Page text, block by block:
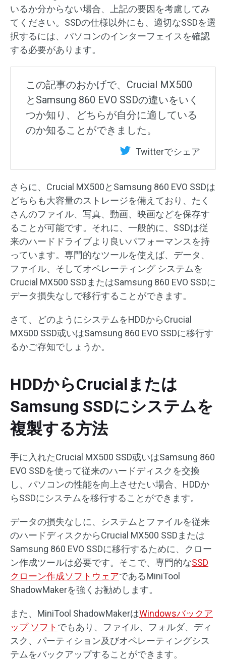
いるか分からない場合、上記の要因を考慮してみ
てください。SSDの仕様以外にも、適切なSSDを選
択するには、パソコンのインターフェイスを確認
する必要があります。
この記事のおかげで、Crucial MX500
とSamsung 860 EVO SSDの違いをいく
つか知り、どちらが自分に適している
のか知ることができました。
Twitterでシェア
さらに、Crucial MX500とSamsung 860 EVO SSDは
どちらも大容量のストレージを備えており、たく
さんのファイル、写真、動画、映画などを保存す
ることが可能です。それに、一般的に、SSDは従
来のハードドライブより良いパフォーマンスを持
っています。専門的なツールを使えば、データ、
ファイル、そしてオペレーティング システムを
Crucial MX500 SSDまたはSamsung 860 EVO SSDに
データ損失なしで移行することができます。
さて、どのようにシステムをHDDからCrucial
MX500 SSD或いはSamsung 860 EVO SSDに移行す
るかご存知でしょうか。
HDDからCrucialまたは
Samsung SSDにシステムを
複製する方法
手に入れたCrucial MX500 SSD或いはSamsung 860
EVO SSDを使って従来のハードディスクを交換
し、パソコンの性能を向上させたい場合、HDDか
らSSDにシステムを移行することができます。
データの損失なしに、システムとファイルを従来
のハードディスクからCrucial MX500 SSDまたは
Samsung 860 EVO SSDに移行するために、クロー
ン作成ツールは必要です。そこで、専門的なSSD
クローン作成ソフトウェアであるMiniTool
ShadowMakerを強くお勧めします。
また、MiniTool ShadowMakerはWindowsバックア
ップ ソフト でもあり、ファイル、フォルダ、ディ
スク、パーティション及びオペレーティングシス
テムをバックアップすることができます。